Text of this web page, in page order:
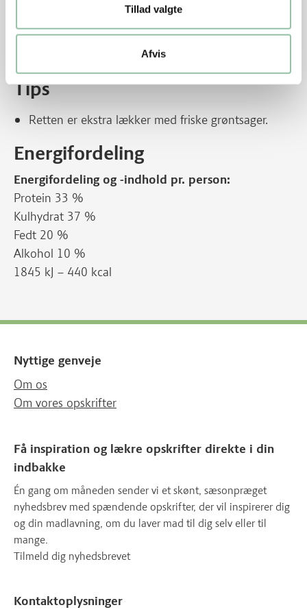
Tillad valgte
Afvis
Tilsæt ærter og kødet og kog det 3-4 minutter.
Tips
Retten er ekstra lækker med friske grøntsager.
Energifordeling
Energifordeling og -indhold pr. person:
Protein 33 %
Kulhydrat 37 %
Fedt 20 %
Alkohol 10 %
1845 kJ – 440 kcal
Nyttige genveje
Om os
Om vores opskrifter
Få inspiration og lækre opskrifter direkte i din
indbakke
Én gang om måneden sender vi et skønt, sæsonpræget
nyhedsbrev med spændende opskrifter, der vil inspirerer dig
og din madlavning, om du laver mad til dig selv eller til
mange.
Tilmeld dig nyhedsbrevet
Kontaktoplysninger